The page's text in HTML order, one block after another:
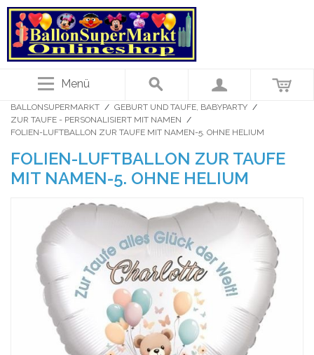
Menü
BALLONSUPERMARKT / GEBURT UND TAUFE, BABYPARTY /
ZUR TAUFE - PERSONALISIERT MIT NAMEN /
FOLIEN-LUFTBALLON ZUR TAUFE MIT NAMEN-5. OHNE HELIUM
FOLIEN-LUFTBALLON ZUR TAUFE
MIT NAMEN-5. OHNE HELIUM